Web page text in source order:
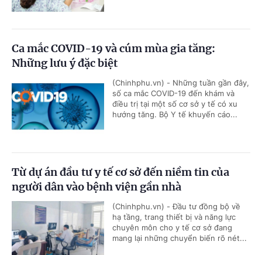
Ca mắc COVID-19 và cúm mùa gia tăng:
Những lưu ý đặc biệt
(Chinhphu.vn) - Những tuần gần đây,
số ca mắc COVID-19 đến khám và
điều trị tại một số cơ sở y tế có xu
hướng tăng. Bộ Y tế khuyến cáo...
Từ dự án đầu tư y tế cơ sở đến niềm tin của
người dân vào bệnh viện gần nhà
(Chinhphu.vn) - Đầu tư đồng bộ về
hạ tầng, trang thiết bị và năng lực
chuyên môn cho y tế cơ sở đang
mang lại những chuyển biến rõ nét...